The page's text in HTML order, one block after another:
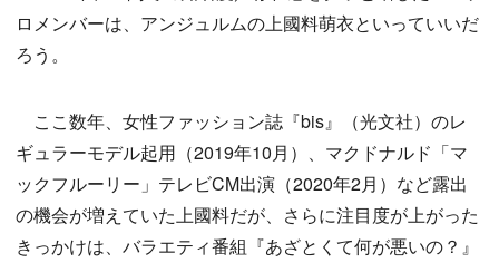
ロメンバーは、アンジュルムの上國料萌衣といっていいだ
ろう。
ここ数年、女性ファッション誌『bis』（光文社）のレ
ギュラーモデル起用（2019年10月）、マクドナルド「マ
ックフルーリー」テレビCM出演（2020年2月）など露出
の機会が増えていた上國料だが、さらに注目度が上がった
きっかけは、バラエティ番組『あざとくて何が悪いの？』